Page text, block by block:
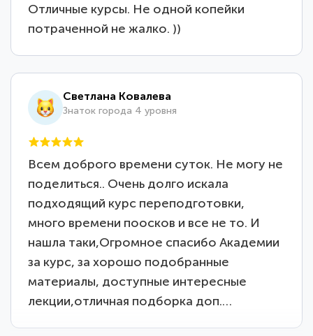
Отличные курсы. Не одной копейки
потраченной не жалко. ))
Светлана Ковалева
Знаток города 4 уровня
Всем доброго времени суток. Не могу не
поделиться.. Очень долго искала
подходящий курс переподготовки,
много времени поосков и все не то. И
нашла таки,Огромное спасибо Академии
за курс, за хорошо подобранные
материалы, доступные интересные
лекции,отличная подборка доп.…